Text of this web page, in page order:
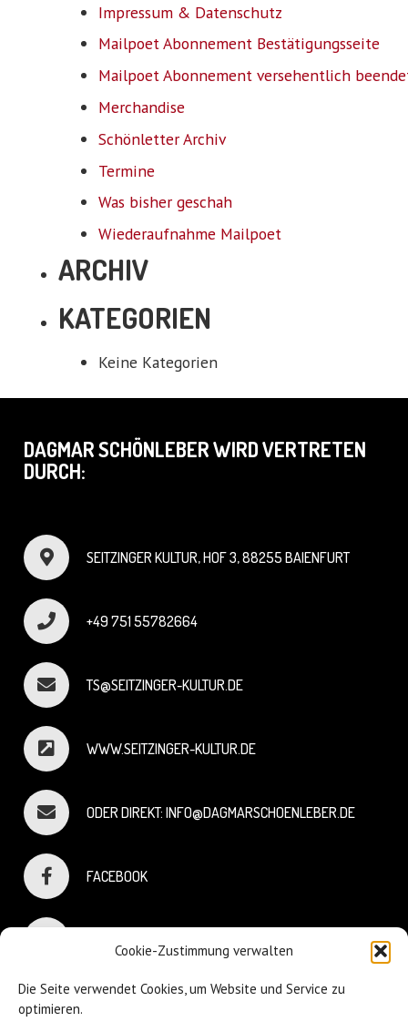
Cookie-Zustimmung verwalten
Die Seite verwendet Cookies, um Website und Service zu
optimieren.
Impressum & Datenschutz
Mailpoet Abonnement Bestätigungsseite
Mailpoet Abonnement versehentlich
Merchandise
Schönletter Archiv
Termine
Was bisher geschah
Wiederaufnahme Mailpoet
ARCHIV
KATEGORIEN
Keine Kategorien
DAGMAR SCHÖNLEBER WIRD VERTRETEN
DURCH:
SEITZINGER KULTUR, HOF 3, 88255 BAIENFURT
+49 751 55782664
TS@SEITZINGER-KULTUR.DE
WWW.SEITZINGER-KULTUR.DE
ODER DIREKT: INFO@DAGMARSCHOENLEBER.DE
FACEBOOK